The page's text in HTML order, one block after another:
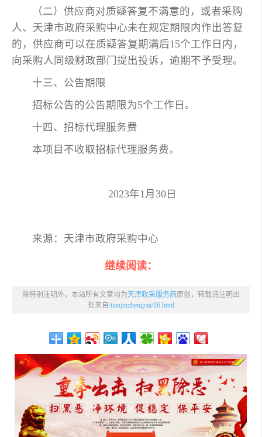
（二）供应商对质疑答复不满意的，或者采购
人、天津市政府采购中心未在规定期限内作出答复
的，供应商可以在质疑答复期满后15个工作日内，
向采购人同级财政部门提出投诉，逾期不予受理。
十三、公告期限
招标公告的公告期限为5个工作日。
十四、招标代理服务费
本项目不收取招标代理服务费。
2023年1月30日
来源：天津市政府采购中心
继续阅读：
除特别注明外，本站所有文章均为天津政采服务商原创，转载请注明出
处来自 /tianjinzhengcai/16.html